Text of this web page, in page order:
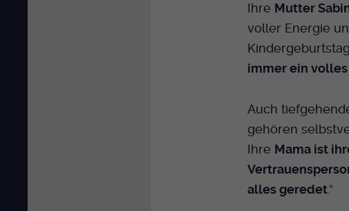
Ihre Mutter
voller Energie
immer ein volles
Auch
gehören
Ihre Mama ist
alles geredet.“